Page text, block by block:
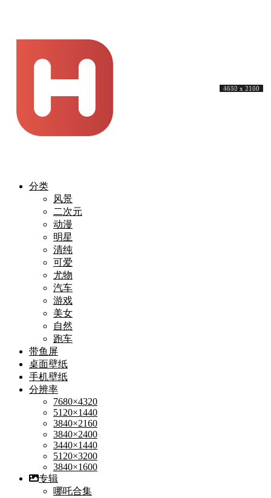
分类
风景
二次元
动漫
明星
清纯
可爱
尤物
汽车
游戏
美女
自然
跑车
带鱼屏
桌面壁纸
手机壁纸
分辨率
7680×4320
5120×1440
3840×2160
3840×2400
3440×1440
5120×3200
3840×1600
专辑
哪吒合集
4000 x 2452
3840 x 2160
3840 x 2160
3840 x 2160
3840 x 2160
3840 x 2400
3840 x 2560
5120 x 3200
4680 x 3120
4652 x 2160